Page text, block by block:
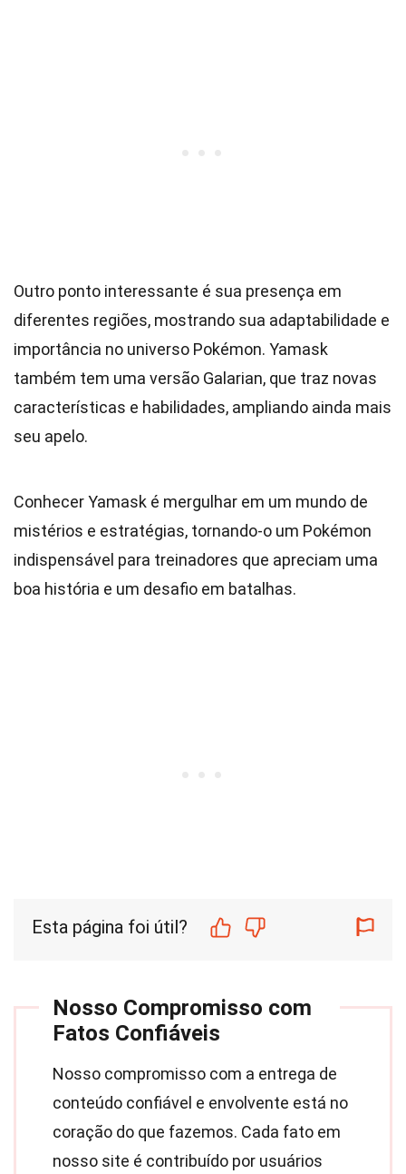
Outro ponto interessante é sua presença em
diferentes regiões, mostrando sua adaptabilidade e
importância no universo Pokémon. Yamask
também tem uma versão Galarian, que traz novas
características e habilidades, ampliando ainda mais
seu apelo.
Conhecer Yamask é mergulhar em um mundo de
mistérios e estratégias, tornando-o um Pokémon
indispensável para treinadores que apreciam uma
boa história e um desafio em batalhas.
Esta página foi útil?
Nosso Compromisso com
Fatos Confiáveis
Nosso compromisso com a entrega de
conteúdo confiável e envolvente está no
coração do que fazemos. Cada fato em
nosso site é contribuído por usuários